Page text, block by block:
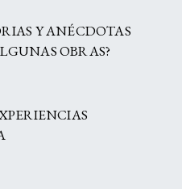
Y ANÉCDOTAS
OBRAS?